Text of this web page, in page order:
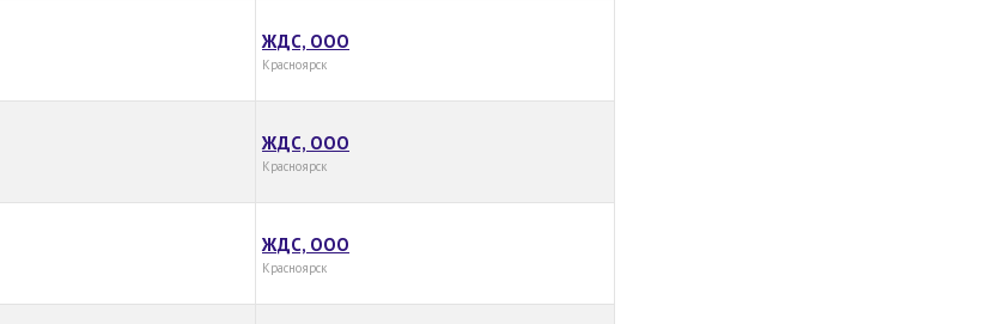
ЖДС, ООО
Красноярск
ЖДС, ООО
Красноярск
ЖДС, ООО
Красноярск